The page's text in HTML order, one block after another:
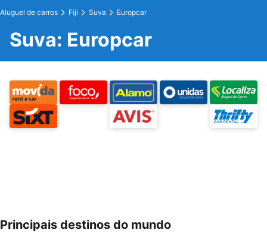
Aluguel de carros Fiji Suva Europcar
Suva: Europcar
Principais destinos do mundo